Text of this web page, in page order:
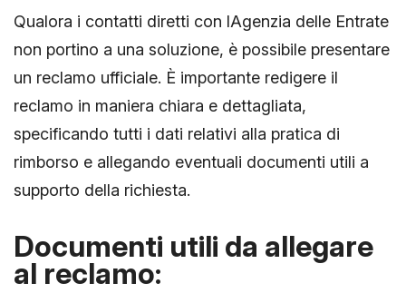
Qualora i contatti diretti con lAgenzia delle Entrate
non portino a una soluzione, è possibile presentare
un reclamo ufficiale. È importante redigere il
reclamo in maniera chiara e dettagliata,
specificando tutti i dati relativi alla pratica di
rimborso e allegando eventuali documenti utili a
supporto della richiesta.
Documenti utili da allegare
al reclamo: